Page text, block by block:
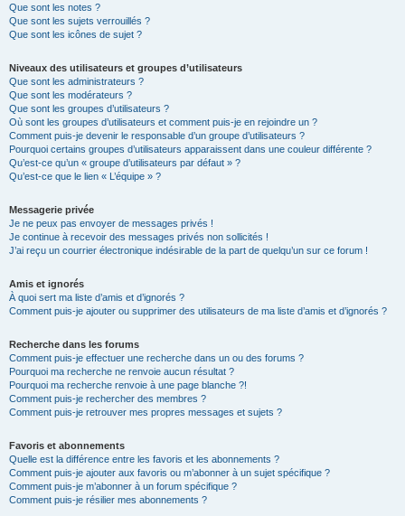
Que sont les notes ?
Que sont les sujets verrouillés ?
Que sont les icônes de sujet ?
Niveaux des utilisateurs et groupes d’utilisateurs
Que sont les administrateurs ?
Que sont les modérateurs ?
Que sont les groupes d’utilisateurs ?
Où sont les groupes d’utilisateurs et comment puis-je en rejoindre un ?
Comment puis-je devenir le responsable d’un groupe d’utilisateurs ?
Pourquoi certains groupes d’utilisateurs apparaissent dans une couleur différente ?
Qu’est-ce qu’un « groupe d’utilisateurs par défaut » ?
Qu’est-ce que le lien « L’équipe » ?
Messagerie privée
Je ne peux pas envoyer de messages privés !
Je continue à recevoir des messages privés non sollicités !
J’ai reçu un courrier électronique indésirable de la part de quelqu’un sur ce forum !
Amis et ignorés
À quoi sert ma liste d’amis et d’ignorés ?
Comment puis-je ajouter ou supprimer des utilisateurs de ma liste d’amis et d’ignorés ?
Recherche dans les forums
Comment puis-je effectuer une recherche dans un ou des forums ?
Pourquoi ma recherche ne renvoie aucun résultat ?
Pourquoi ma recherche renvoie à une page blanche ?!
Comment puis-je rechercher des membres ?
Comment puis-je retrouver mes propres messages et sujets ?
Favoris et abonnements
Quelle est la différence entre les favoris et les abonnements ?
Comment puis-je ajouter aux favoris ou m’abonner à un sujet spécifique ?
Comment puis-je m’abonner à un forum spécifique ?
Comment puis-je résilier mes abonnements ?